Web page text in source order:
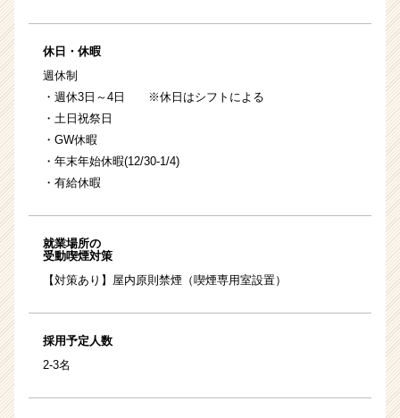
休日・休暇
週休制
・週休3日～4日 ※休日はシフトによる
・土日祝祭日
・GW休暇
・年末年始休暇(12/30-1/4)
・有給休暇
就業場所の
受動喫煙対策
【対策あり】屋内原則禁煙（喫煙専用室設置）
採用予定人数
2‐3名